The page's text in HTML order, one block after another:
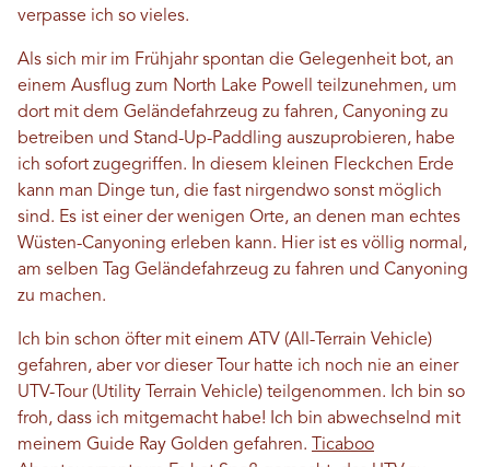
verpasse ich so vieles.
Als sich mir im Frühjahr spontan die Gelegenheit bot, an
einem Ausflug zum North Lake Powell teilzunehmen, um
dort mit dem Geländefahrzeug zu fahren, Canyoning zu
betreiben und Stand-Up-Paddling auszuprobieren, habe
ich sofort zugegriffen. In diesem kleinen Fleckchen Erde
kann man Dinge tun, die fast nirgendwo sonst möglich
sind. Es ist einer der wenigen Orte, an denen man echtes
Wüsten-Canyoning erleben kann. Hier ist es völlig normal,
am selben Tag Geländefahrzeug zu fahren und Canyoning
zu machen.
Ich bin schon öfter mit einem ATV (All-Terrain Vehicle)
gefahren, aber vor dieser Tour hatte ich noch nie an einer
UTV-Tour (Utility Terrain Vehicle) teilgenommen. Ich bin so
froh, dass ich mitgemacht habe! Ich bin abwechselnd mit
meinem Guide Ray Golden gefahren.
Ticaboo